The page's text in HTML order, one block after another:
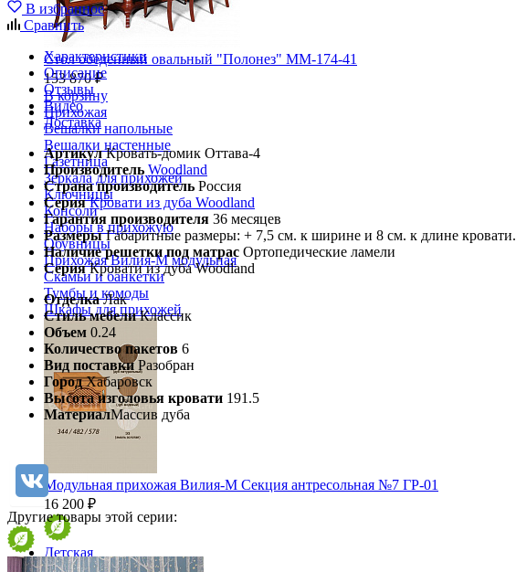
Стол обеденный овальный "Полонез" ММ-174-41
153 870 ₽
В корзину
Прихожая
Вешалки напольные
Вешалки настенные
Газетница
Зеркала для прихожей
Ключницы
Консоли
Наборы в прихожую
Обувницы
Прихожая Вилия-М модульная
Скамьи и банкетки
Тумбы и комоды
Шкафы для прихожей
Модульная прихожая Вилия-М Секция антресольная №7 ГР-01
16 200 ₽
Детская
В избранное
Сравнить
Характеристики
Описание
Отзывы
Видео
Доставка
Артикул Кровать-домик Оттава-4
Производитель Woodland
Страна производитель Россия
Серия Кровати из дуба Woodland
Гарантия производителя 36 месяцев
Размеры Габаритные размеры: + 7,5 см. к ширине и 8 см. к длине кровати.
Наличие решетки под матрас Ортопедические ламели
Серия Кровати из дуба Woodland
Отделка Лак
Стиль мебели Классик
Объем 0.24
Количество пакетов 6
Вид поставки Разобран
Город Хабаровск
Высота изголовья кровати 191.5
МатериалМассив дуба
Другие товары этой серии: